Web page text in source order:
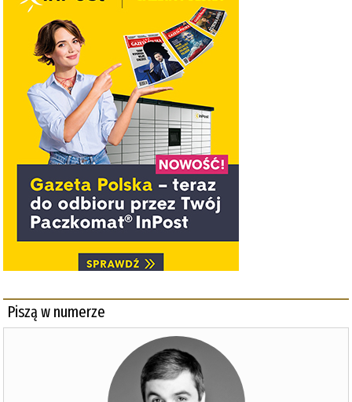
Piszą w numerze